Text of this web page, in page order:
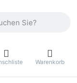
Warenkorb